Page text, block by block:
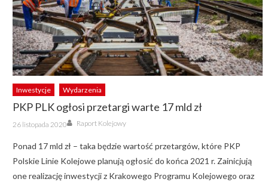
Inwestycje Wydarzenia
PKP PLK ogłosi przetargi warte 17 mld zł
Posted
on
26 listopada 2020 Author
Raport Kolejowy
Ponad 17 mld zł – taka będzie wartość przetargów, które PKP
Polskie Linie Kolejowe planują ogłosić do końca 2021 r. Zainicjują
one realizację inwestycji z Krakowego Programu Kolejowego oraz